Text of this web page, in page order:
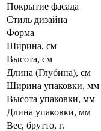
Покрытие фасада
Стиль дизайна
Форма
Ширина, см
Высота, см
Длина (Глубина), см
Ширина упаковки, мм
Высота упаковки, мм
Длина упаковки, мм
Вес, брутто, г.